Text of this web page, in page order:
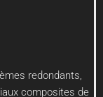
redondants,
composites de